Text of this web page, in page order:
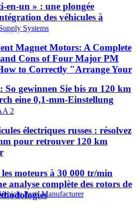
en-un » : une plongée
des véhicules à
Magnet Motors: A Complete
Cons of Four Major PM
to Correctly "Arrange Your
So gewinnen Sie bis zu 120 km
eine 0,1-mm-Einstellung
électriques russes : résolvez
pour retrouver 120 km
moteurs à 30 000 tr/min
analyse complète des rotors de